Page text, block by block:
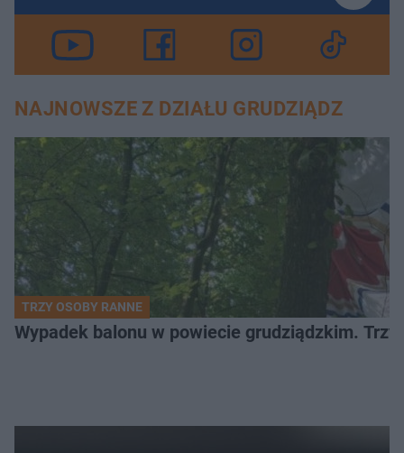
NAJNOWSZE Z DZIAŁU GRUDZIĄDZ
TRZY OSOBY RANNE
Wypadek balonu w powiecie grudziądzkim.